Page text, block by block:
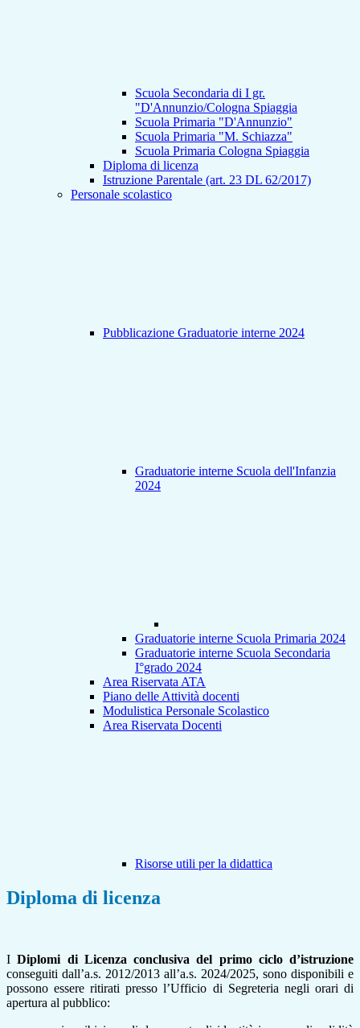
Scuola Secondaria di I gr.
"D'Annunzio/Cologna Spiaggia
Scuola Primaria "D'Annunzio"
Scuola Primaria "M. Schiazza"
Scuola Primaria Cologna Spiaggia
Diploma di licenza
Istruzione Parentale (art. 23 DL 62/2017)
Personale scolastico
Pubblicazione Graduatorie interne 2024
Graduatorie interne Scuola dell'Infanzia
2024
Graduatorie interne Scuola Primaria 2024
Graduatorie interne Scuola Secondaria
I°grado 2024
Area Riservata ATA
Piano delle Attività docenti
Modulistica Personale Scolastico
Area Riservata Docenti
Risorse utili per la didattica
Diploma di licenza
IDiplomi di Licenza conclusiva del primo ciclo d’istruzione
conseguiti dall’a.s. 2012/2013 all’a.s. 2024/2025, sono disponibili e
possono essere ritirati presso l’Ufficio di Segreteria negli orari di
apertura al pubblico: